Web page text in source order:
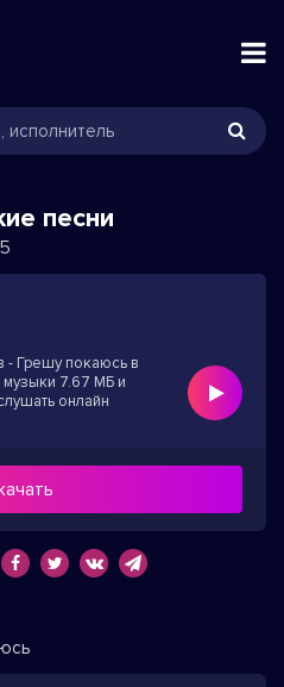
песни
- Грешу покаюсь в
музыки 7.67 МБ и
онлайн